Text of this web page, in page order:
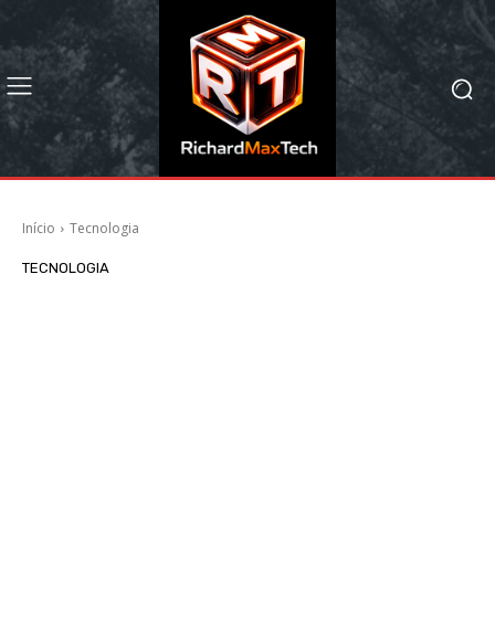
Início Tecnologia
TECNOLOGIA